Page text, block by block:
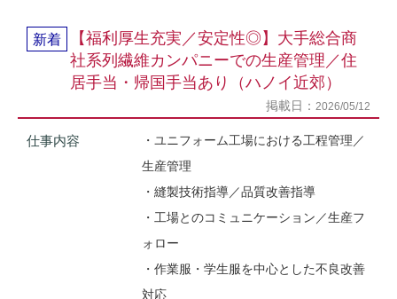
新着
【福利厚生充実／安定性◎】大手総合商
社系列繊維カンパニーでの生産管理／住
居手当・帰国手当あり（ハノイ近郊）
掲載日： 2026/05/12
仕事内容
・ユニフォーム工場における工程管理／
生産管理
・縫製技術指導／品質改善指導
・工場とのコミュニケーション／生産フ
ォロー
・作業服・学生服を中心とした不良改善
対応